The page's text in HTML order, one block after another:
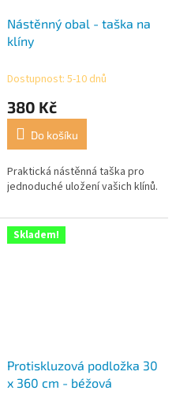
Nástěnný obal - taška na
klíny
Dostupnost: 5-10 dnů
380 Kč
Do košíku
Praktická nástěnná taška pro
jednoduché uložení vašich klínů.
Skladem!
Protiskluzová podložka 30
x 360 cm - béžová